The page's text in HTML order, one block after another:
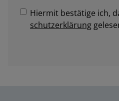
Hiermit bestätige ich,
schutz­erklärung